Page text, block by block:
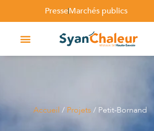
PresseMarchés publics
Accueil / Projets / Petit-Bornand